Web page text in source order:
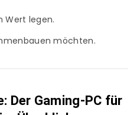
Wert legen.
möchten.
Der Gaming-PC für